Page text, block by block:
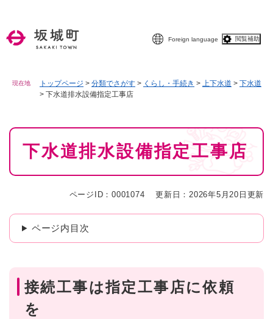
Foreign language 閲覧補助
現在地 トップページ > 分類でさがす > くらし・手続き > 上下水道 > 下水道
> 下水道排水設備指定工事店
本
下水道排水設備指定工事店
ページID：0001074 更新日：2026年5月20日更新
ページ内目次
接続工事は指定工事店に依頼
を